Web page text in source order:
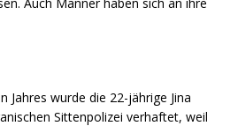
Jahres wurde die 22-jährige Jina
Sittenpolizei verhaftet, weil